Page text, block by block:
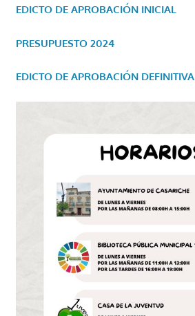
EDICTO DE APROBACIÓN INICIAL
PRESUPUESTO 2024
EDICTO DE APROBACIÓN DEFINITIVA